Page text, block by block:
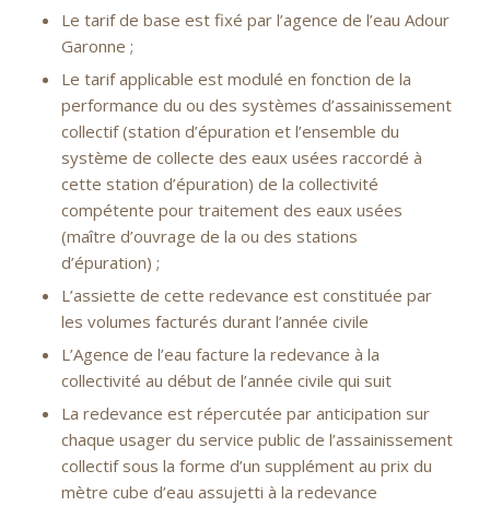
Le tarif de base est fixé par l’agence de l’eau Adour
Garonne ;
Le tarif applicable est modulé en fonction de la
performance du ou des systèmes d’assainissement
collectif (station d’épuration et l’ensemble du
système de collecte des eaux usées raccordé à
cette station d’épuration) de la collectivité
compétente pour traitement des eaux usées
(maître d’ouvrage de la ou des stations
d’épuration) ;
L’assiette de cette redevance est constituée par
les volumes facturés durant l’année civile
L’Agence de l’eau facture la redevance à la
collectivité au début de l’année civile qui suit
La redevance est répercutée par anticipation sur
chaque usager du service public de l’assainissement
collectif sous la forme d’un supplément au prix du
mètre cube d’eau assujetti à la redevance